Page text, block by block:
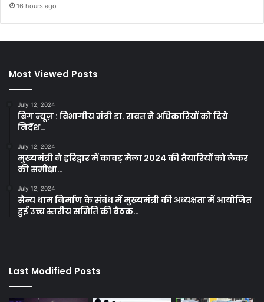
16 hours ago
Most Viewed Posts
July 12, 2024
बिग न्यूज़ : विभागीय मंत्री डा. रावत ने अधिकारियों को दिये
निर्देश…
July 12, 2024
मुख्यमंत्री ने हरिद्वार में कावड़ मेला 2024 की तैयारियों को लेकर
की समीक्षा…
July 12, 2024
सैन्य धाम निर्माण के संबंध में मुख्यमंत्री की अध्यक्षता में आयोजित
हुई उच्च स्तरीय समिति की बैठक…
Last Modified Posts